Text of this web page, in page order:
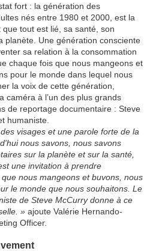
fort : la génération des
nés entre 1980 et 2000, est la
tout est lié, sa santé, son
planète. Une génération consciente
sa relation à la consommation
chaque fois que nous mangeons et
pour le monde dans lequel nous
la voix de cette génération,
caméra à l’un des plus grands
de reportage documentaire : Steve
humaniste.
visages et une parole forte de la
nous savons, nous savons
sur la planète et sur la santé,
une invitation à prendre
nous mangeons et buvons, nous
le monde que nous souhaitons. Le
de Steve McCurry donne à ce
» ajoute Valérie Hernando-
Officer.